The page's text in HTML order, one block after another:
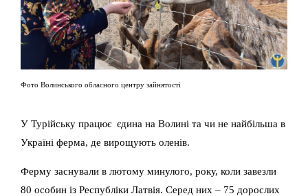
Фото Волинського обласного центру зайнятості
У Турійську працює єдина на Волині та чи не найбільша в
Україні ферма, де вирощують оленів.
Ферму заснували в лютому минулого, року, коли завезли
80 особин із Республіки Латвія. Серед них – 75 дорослих